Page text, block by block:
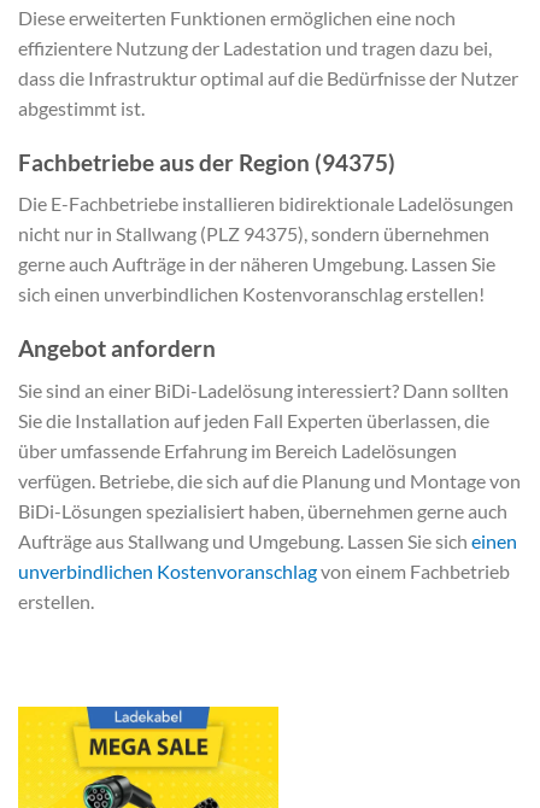
Diese erweiterten Funktionen ermöglichen eine noch
effizientere Nutzung der Ladestation und tragen dazu bei,
dass die Infrastruktur optimal auf die Bedürfnisse der Nutzer
abgestimmt ist.
Fachbetriebe aus der Region (94375)
Die E-Fachbetriebe installieren bidirektionale Ladelösungen
nicht nur in Stallwang (PLZ 94375), sondern übernehmen
gerne auch Aufträge in der näheren Umgebung. Lassen Sie
sich einen unverbindlichen Kostenvoranschlag erstellen!
Angebot anfordern
Sie sind an einer BiDi-Ladelösung interessiert? Dann sollten
Sie die Installation auf jeden Fall Experten überlassen, die
über umfassende Erfahrung im Bereich Ladelösungen
verfügen. Betriebe, die sich auf die Planung und Montage von
BiDi-Lösungen spezialisiert haben, übernehmen gerne auch
Aufträge aus Stallwang und Umgebung. Lassen Sie sich einen
unverbindlichen Kostenvoranschlagvon einem Fachbetrieb
erstellen.